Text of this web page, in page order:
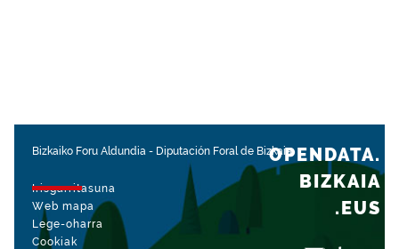
Bizkaiko Foru Aldundia - Diputación Foral de Bizkaia
Irisgarritasuna
Web mapa
Lege-oharra
Cookiak
OPENDATA.
BIZKAIA
.EUS